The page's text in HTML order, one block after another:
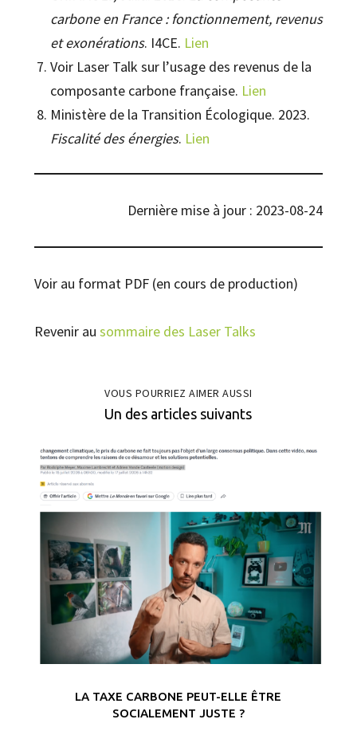
carbone en France : fonctionnement, revenus
et exonérations. I4CE. Lien
Voir Laser Talk sur l’usage des revenus de la
composante carbone française. Lien
Ministère de la Transition Écologique. 2023.
Fiscalité des énergies. Lien
Dernière mise à jour : 2023-08-24
Voir au format PDF (en cours de production)
Revenir au sommaire des Laser Talks
VOUS POURRIEZ AIMER AUSSI
Un des articles suivants
LA TAXE CARBONE PEUT-ELLE ÊTRE
SOCIALEMENT JUSTE ?